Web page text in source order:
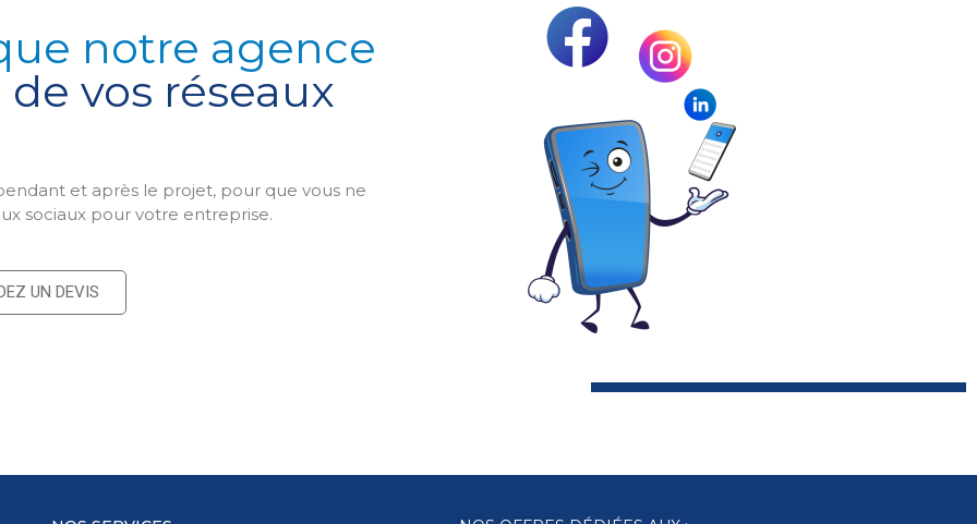
notre agence
vos réseaux
et après le projet, pour que vous ne
sociaux pour votre entreprise.
UN DEVIS